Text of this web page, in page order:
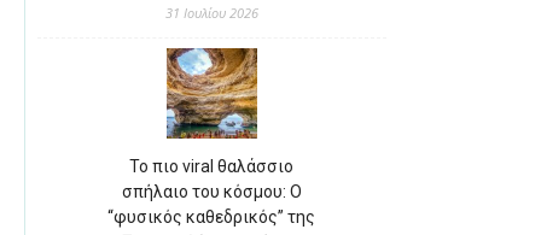
31 Ιουλίου 2026
Το πιο viral θαλάσσιο
σπήλαιο του κόσμου: Ο
“φυσικός καθεδρικός” της